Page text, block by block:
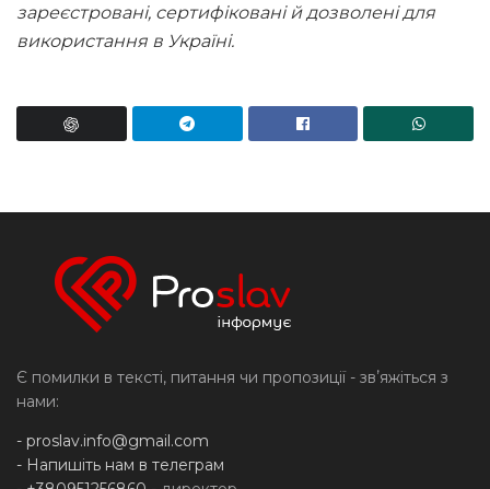
зареєстровані, сертифіковані й дозволені для
використання в Україні.
Є помилки в тексті, питання чи пропозиції - звʼяжіться з
нами:
- proslav.info@gmail.com
- Напишіть нам в телеграм